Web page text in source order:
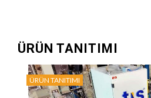
ÜRÜN TANITIMI
ÜRÜN TANITIMI